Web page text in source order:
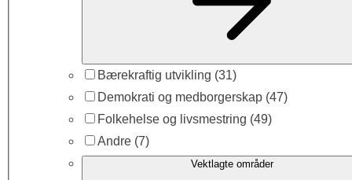
Bærekraftig utvikling (31)
Demokrati og medborgerskap (47)
Folkehelse og livsmestring (49)
Andre (7)
Vektlagte områder